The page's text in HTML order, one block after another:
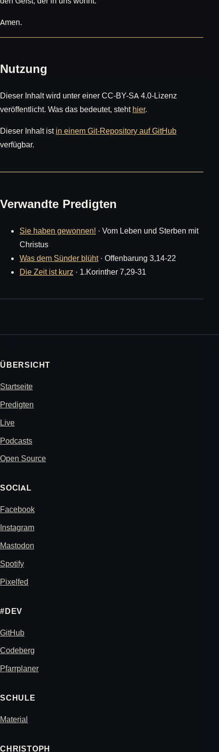
Amen.
Nutzung
Dieser Inhalt wird unter einer CC-BY-SA 4.0-Lizenz
veröffentlicht. Was das bedeutet, stehthier.
Dieser Inhalt istin einem Git-Repository auf GitHub
verfügbar.
Verwandte Predigten
Sie haben gewonnen! · Vom Leben und Sterben mit
Christus
Was dem Sünder blüht· Offenbarung 3,14-22
Die Zeit ist kurz · 1.Korinther 7,29-31
ÜBERSICHT
Startseite
Predigten
Live
Podcasts
Open Source
SOCIAL
Facebook
Instagram
Mastodon
Spotify
Pixelfed
#DEV
GitHub
Codeberg
Pfarrplaner
SCHULE
Material
CHRISTOPH